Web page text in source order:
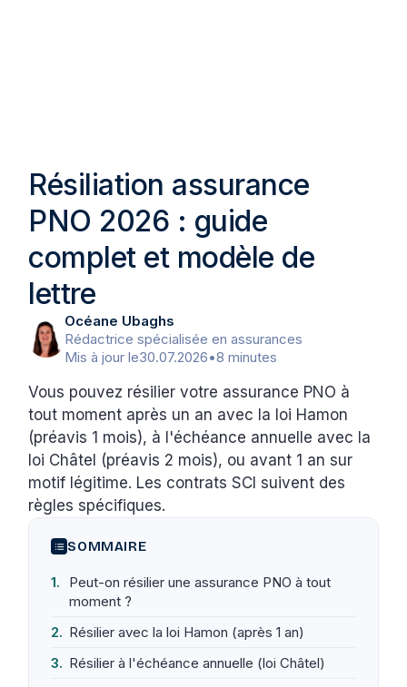
Résiliation assurance
PNO 2026 : guide
complet et modèle de
lettre
Océane Ubaghs
Rédactrice spécialisée en assurances
Mis à jour le30.07.2026•8 minutes
Vous pouvez résilier votre assurance PNO à
tout moment après un an avec la loi Hamon
(préavis 1 mois), à l'échéance annuelle avec la
loi Châtel (préavis 2 mois), ou avant 1 an sur
motif légitime. Les contrats SCI suivent des
règles spécifiques.
SOMMAIRE
Peut-on résilier une assurance PNO à tout
moment ?
Résilier avec la loi Hamon (après 1 an)
Résilier à l'échéance annuelle (loi Châtel)